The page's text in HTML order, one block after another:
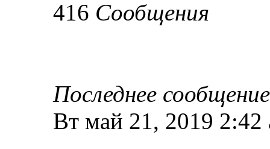
416 Сообщения
Последнее сообщение
Вт май 21, 2019 2:42